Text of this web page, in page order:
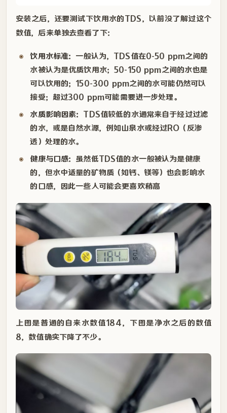
安装之后，还要测试下饮用水的TDS，以前没了解过这个
数值，后来单独去查看了下：
饮用水标准： 一般认为，TDS值在0-50 ppm之间的
水被认为是优质饮用水；50-150 ppm之间的水也是
可以饮用的；150-300 ppm之间的水可能仍然可以
接受；超过300 ppm可能需要进一步处理。
水质影响因素： TDS值较低的水通常来自于经过过滤
的水，或是自然水源，例如山泉水或经过RO（反渗
透）处理的水。
健康与口感： 虽然低TDS值的水一般被认为是健康
的，但水中适量的矿物质（如钙、镁等）也会影响水
的口感，因此一些人可能会更喜欢稍高
上图是普通的自来水数值184，下图是净水之后的数值
8，数值确实下降了不少。